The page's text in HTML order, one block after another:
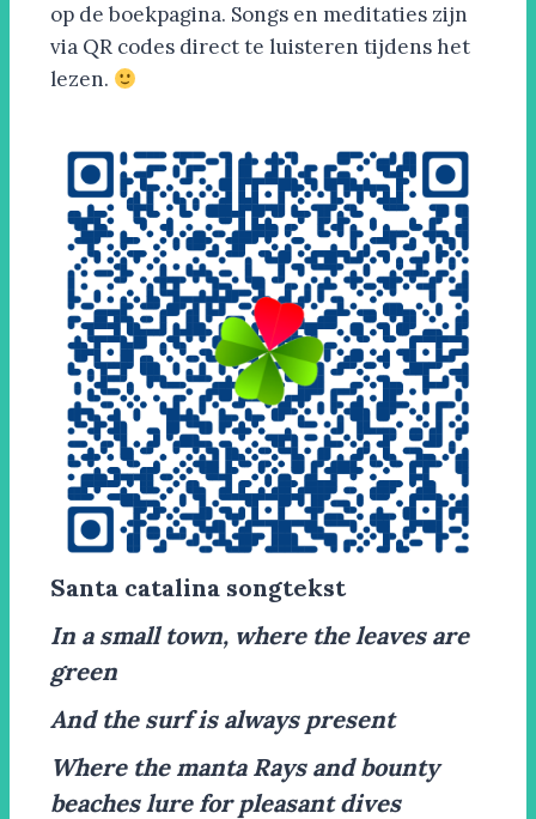
op de boekpagina. Songs en meditaties zijn
via QR codes direct te luisteren tijdens het
lezen.
Santa catalina songtekst
In a small town, where the leaves are
green
And the surf is always present
Where the manta Rays and bounty
beaches lure for pleasant dives